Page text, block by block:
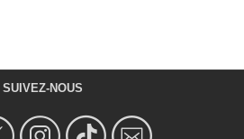
SUIVEZ-NOUS